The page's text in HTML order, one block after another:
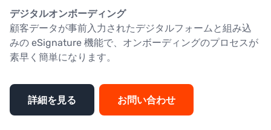
デジタルオンボーディング
顧客データが事前入力されたデジタルフォームと組み込
みの eSignature 機能で、オンボーディングのプロセスが
素早く簡単になります。
詳細を見る お問い合わせ